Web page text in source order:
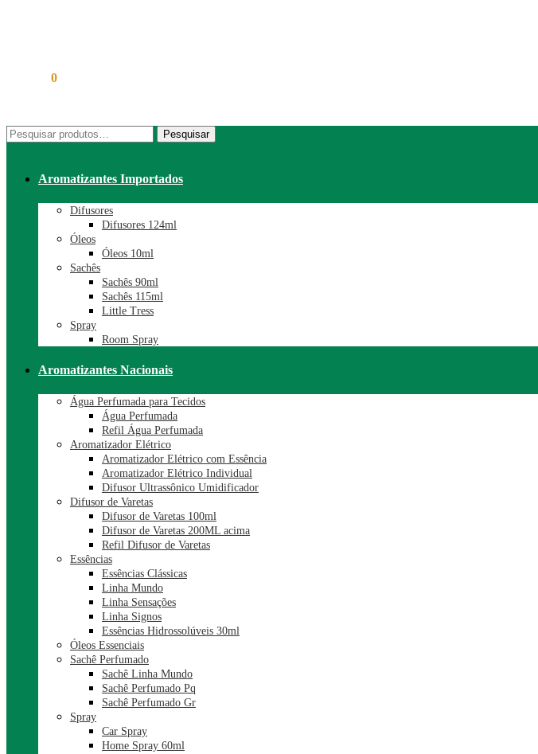
0
Pesquisar
por:
Pesquisar
Aromatizantes Importados
Difusores
Difusores 124ml
Óleos
Óleos 10ml
Sachês
Sachês 90ml
Sachês 115ml
Little Tress
Spray
Room Spray
Aromatizantes Nacionais
Água Perfumada para Tecidos
Água Perfumada
Refil Água Perfumada
Aromatizador Elétrico
Aromatizador Elétrico com Essência
Aromatizador Elétrico Individual
Difusor Ultrassônico Umidificador
Difusor de Varetas
Difusor de Varetas 100ml
Difusor de Varetas 200ML acima
Refil Difusor de Varetas
Essências
Essências Clássicas
Linha Mundo
Linha Sensações
Linha Signos
Essências Hidrossolúveis 30ml
Óleos Essenciais
Sachê Perfumado
Sachê Linha Mundo
Sachê Perfumado Pq
Sachê Perfumado Gr
Spray
Car Spray
Home Spray 60ml